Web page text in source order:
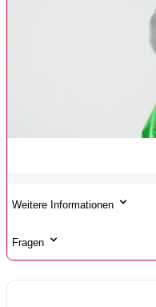
Weitere Informationen
Fragen